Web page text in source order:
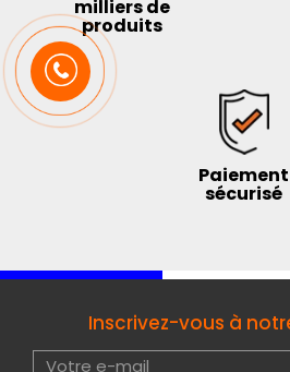
milliers de
produits
Paiement
sécurisé
Inscrivez-vous à